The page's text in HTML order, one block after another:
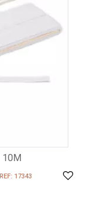
10M
REF: 17343